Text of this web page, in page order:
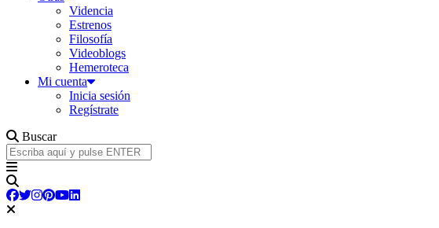
Videncia
Estrenos
Filosofía
Videoblogs
Hemeroteca
Mi cuenta
Inicia sesión
Regístrate
Buscar